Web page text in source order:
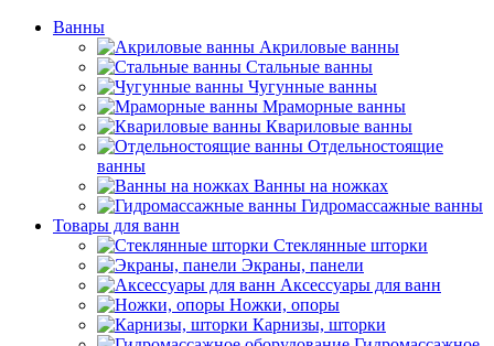
Ванны
Акриловые ванны
Стальные ванны
Чугунные ванны
Мраморные ванны
Квариловые ванны
Отдельностоящие
ванны
Ванны на ножках
Гидромассажные ванны
Товары для ванн
Стеклянные шторки
Экраны, панели
Аксессуары для ванн
Ножки, опоры
Карнизы, шторки